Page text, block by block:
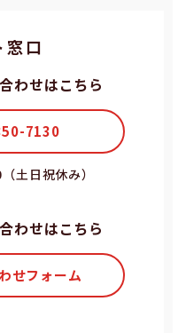
⼝
わせはこちら
7130
⼟⽇祝休み）
わせはこちら
せフォーム